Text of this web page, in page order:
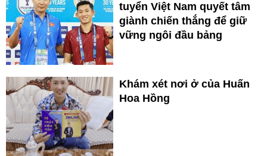
tuyển Việt Nam quyết tâm
giành chiến thắng để giữ
vững ngôi đầu bảng
Khám xét nơi ở của Huấn
Hoa Hồng